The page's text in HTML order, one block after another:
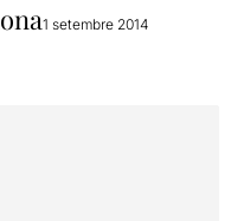
1 setembre 2014